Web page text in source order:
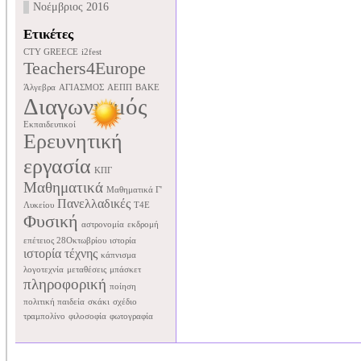
Νοέμβριος 2016
Ετικέτες
CTY GREECE i2fest
Teachers4Europe
Άλγεβρα ΑΓΙΑΣΜΟΣ ΑΕΠΠ ΒΑΚΕ
Διαγωνισμός
Εκπαιδευτικοί
Ερευνητική
εργασία ΚΠΓ
Μαθηματικά Μαθηματικά Γ'
Λυκείου Πανελλαδικές Τ4Ε
Φυσική αστρονομία εκδρομή
επέτειος 28Οκτωβρίου ιστορία
ιστορία τέχνης κάπνισμα
λογοτεχνία μεταθέσεις μπάσκετ
πληροφορική ποίηση
πολιτική παιδεία σκάκι σχέδιο
τραμπολίνο φιλοσοφία φωτογραφία